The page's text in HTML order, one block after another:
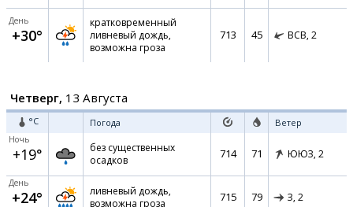
День
+30°
кратковременный
ливневый дождь,
возможна гроза
713 45 ВСВ, 2
Четверг, 13 Августа
°C Погода Ветер
Ночь
+19°
без существенных
осадков
714 71 ЮЮЗ, 2
День
+24°
ливневый дождь,
возможна гроза
715 79 З, 2